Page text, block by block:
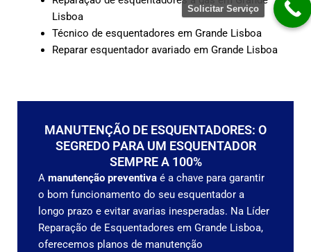
Lisboa
Técnico de esquentadores em Grande Lisboa
Reparar esquentador avariado em Grande Lisboa
MANUTENÇÃO DE ESQUENTADORES: O
SEGREDO PARA UM ESQUENTADOR
SEMPRE A 100%
A manutenção preventiva é a chave para garantir
o bom funcionamento do seu esquentador a
longo prazo e evitar avarias inesperadas. Na Líder
Reparação de Esquentadores em Grande Lisboa,
oferecemos planos de manutenção
Solicitar Serviço